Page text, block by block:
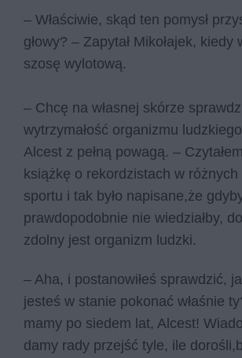
– Właściwie, skąd ten pomysł
głowy? – Zapytał Mikołajek, kiedy
szosę wylotową.
– Chcę na własnej skórze
wytrzymałość organizmu
Alcest z pełną powagą. –
książkę o rekordzistach w
sportu i tak było napisane,że
prawdopodobnie nie wiedziałby,
zdolny jest organizm ludzki.
– Aha, i postanowiłeś sprawdzić,
jesteś w stanie pokonać właśnie
mamy po siedem lat, Alcest!
damy rady przejść tyle, ile